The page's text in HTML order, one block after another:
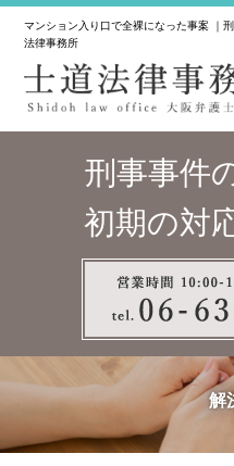
マンション入り口で全裸になった事案 ｜
法律事務所
刑事事件
初期の対
解